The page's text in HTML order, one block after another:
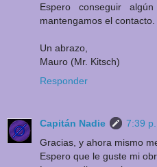
Espero conseguir
mantengamos el contacto.
Un abrazo,
Mauro (Mr. Kitsch)
Responder
Capitán Nadie
7:39 p.
Gracias, y ahora mismo
Espero que le guste mi